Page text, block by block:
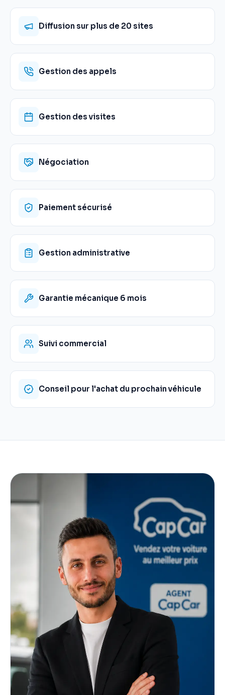
Diffusion sur plus de 20 sites
Gestion des appels
Gestion des visites
Négociation
Paiement sécurisé
Gestion administrative
Garantie mécanique 6 mois
Suivi commercial
Conseil pour l'achat du prochain véhicule